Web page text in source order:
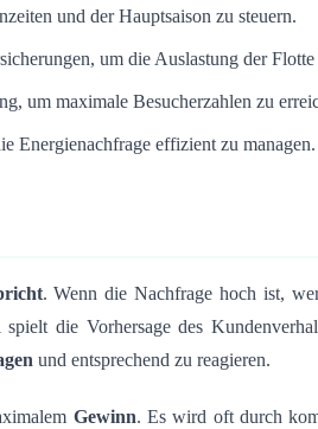
und der Hauptsaison zu steuern.
um die Auslastung der
um maximale Besucherzahlen zu
Energienachfrage effizient zu managen.
. Wenn die Nachfrage hoch ist,
die Vorhersage des
und entsprechend zu reagieren.
Gewinn. Es wird oft durch